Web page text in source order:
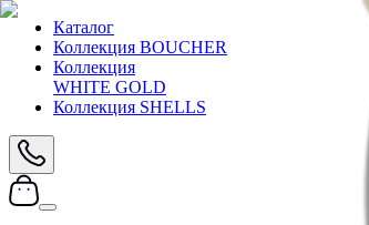
Каталог
Коллекция BOUCHER
Коллекция
WHITE GOLD
Коллекция SHELLS